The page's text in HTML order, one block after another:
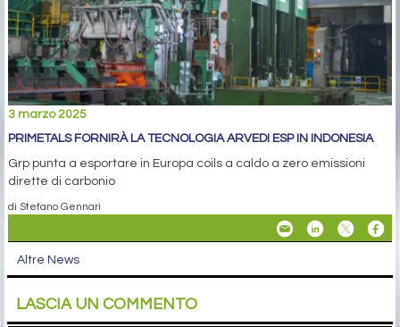
3 marzo 2025
PRIMETALS FORNIRÀ LA TECNOLOGIA ARVEDI ESP IN INDONESIA
Grp punta a esportare in Europa coils a caldo a zero emissioni
dirette di carbonio
di Stefano Gennari
Altre News
LASCIA UN COMMENTO